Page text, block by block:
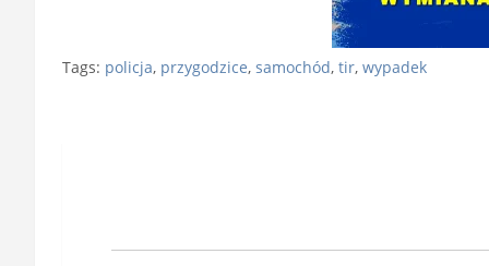
Tags: policja, przygodzice, samochód, tir, wypadek